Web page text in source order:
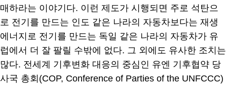
매하라는 이야기다. 이런 제도가 시행되면 주로 석탄으
로 전기를 만드는 인도 같은 나라의 자동차보다는 재생
에너지로 전기를 만드는 독일 같은 나라의 자동차가 유
럽에서 더 잘 팔릴 수밖에 없다. 그 외에도 유사한 조치는
많다. 전세계 기후변화 대응의 중심인 유엔 기후협약 당
사국 총회(COP, Conference of Parties of the UNFCCC)